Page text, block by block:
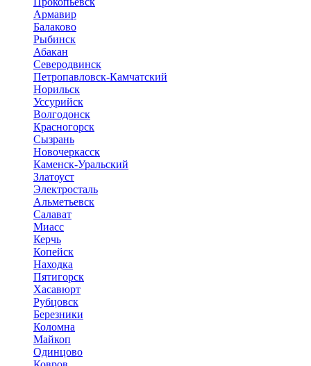
Армавир
Балаково
Рыбинск
Абакан
Северодвинск
Петропавловск-Камчатский
Норильск
Уссурийск
Волгодонск
Красногорск
Сызрань
Новочеркасск
Каменск-Уральский
Златоуст
Электросталь
Альметьевск
Салават
Миасс
Керчь
Копейск
Находка
Пятигорск
Хасавюрт
Рубцовск
Березники
Коломна
Майкоп
Одинцово